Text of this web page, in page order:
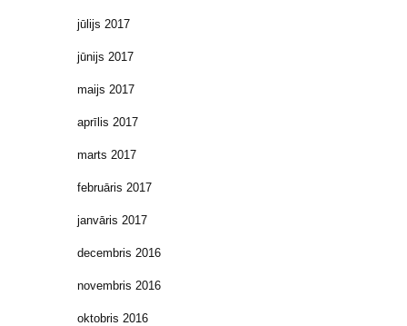
jūlijs 2017
jūnijs 2017
maijs 2017
aprīlis 2017
marts 2017
februāris 2017
janvāris 2017
decembris 2016
novembris 2016
oktobris 2016